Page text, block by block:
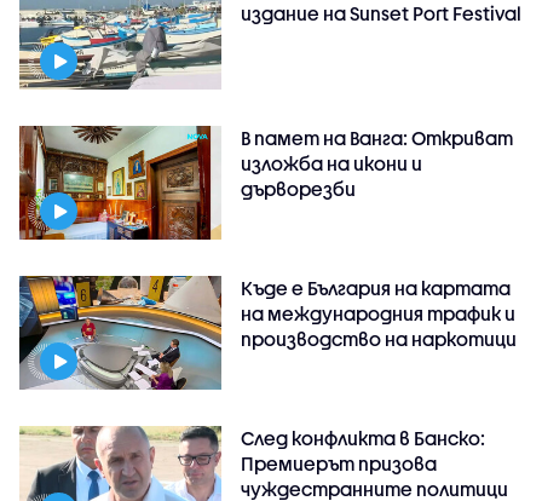
издание на Sunset Port Festival
В памет на Ванга: Откриват
изложба на икони и
дърворезби
Къде е България на картата
на международния трафик и
производство на наркотици
След конфликта в Банско:
Премиерът призова
чуждестранните политици